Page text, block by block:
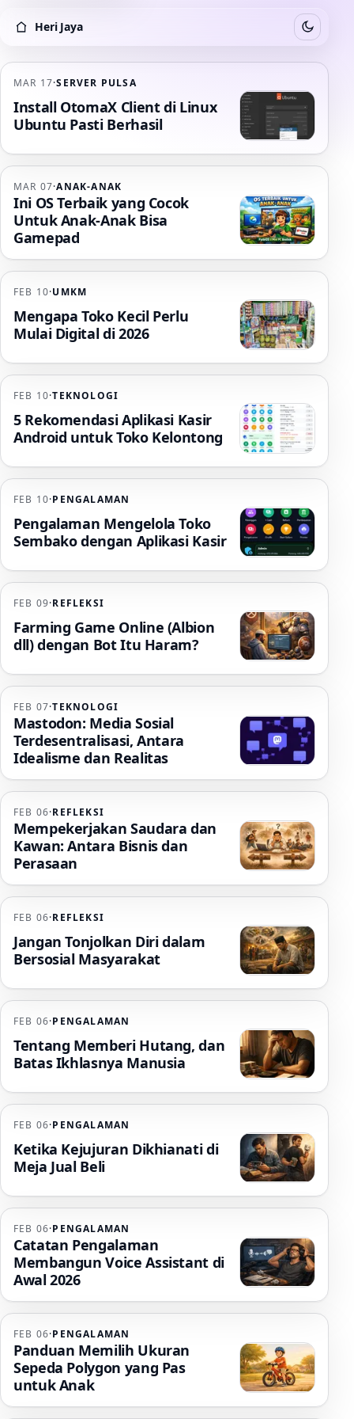
Heri Jaya
Heri Jaya Switch to
MAR 17·SERVER PULSA
Install OtomaX Client di Linux
Ubuntu Pasti Berhasil
MAR 07·ANAK-ANAK
Ini OS Terbaik yang Cocok
Untuk Anak-Anak Bisa
Gamepad
FEB 10·UMKM
Mengapa Toko Kecil Perlu
Mulai Digital di 2026
FEB 10·TEKNOLOGI
5 Rekomendasi Aplikasi Kasir
Android untuk Toko Kelontong
FEB 10·PENGALAMAN
Pengalaman Mengelola Toko
Sembako dengan Aplikasi Kasir
FEB 09·REFLEKSI
Farming Game Online (Albion
dll) dengan Bot Itu Haram?
FEB 07·TEKNOLOGI
Mastodon: Media Sosial
Terdesentralisasi, Antara
Idealisme dan Realitas
FEB 06·REFLEKSI
Mempekerjakan Saudara dan
Kawan: Antara Bisnis dan
Perasaan
FEB 06·REFLEKSI
Jangan Tonjolkan Diri dalam
Bersosial Masyarakat
FEB 06·PENGALAMAN
Tentang Memberi Hutang, dan
Batas Ikhlasnya Manusia
FEB 06·PENGALAMAN
Ketika Kejujuran Dikhianati di
Meja Jual Beli
FEB 06·PENGALAMAN
Catatan Pengalaman
Membangun Voice Assistant di
Awal 2026
FEB 06·PENGALAMAN
Panduan Memilih Ukuran
Sepeda Polygon yang Pas
untuk Anak